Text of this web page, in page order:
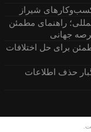
شیراز
راهنمای مطمئن
جهانی
برای حل اختلافات و
حذف اطلاعات